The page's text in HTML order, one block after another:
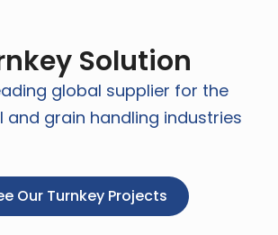
Solution
global supplier for the
and grain handling industries
Our Turnkey Projects